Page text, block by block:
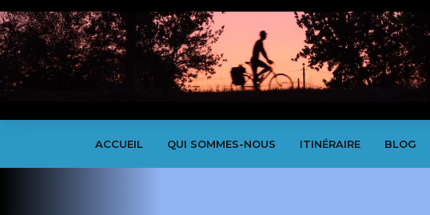
ACCUEIL QUI SOMMES-NOUS ITINÉRAIRE BLOG